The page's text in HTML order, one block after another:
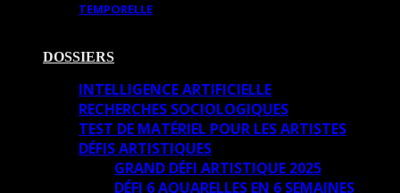
TEMPORELLE
DOSSIERS
INTELLIGENCE ARTIFICIELLE
RECHERCHES SOCIOLOGIQUES
TEST DE MATÉRIEL POUR LES ARTISTES
DÉFIS ARTISTIQUES
GRAND DÉFI ARTISTIQUE 2025
DÉFI 6 AQUARELLES EN 6 SEMAINES